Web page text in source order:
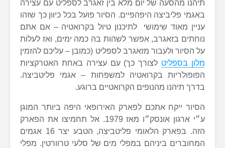
תיהנו מהסעה של יום מלא בין זאגרב לספליט עם עצירה
באגמי פליביצה היפהפיים. הסיור פועל בכל כיוון כך שזהו
עניין מאוד שימושי לתיכנון טיול בקרואטיה – אם אתם
נוחתים בזאגרב, אפשר לשהות בה כמה ימים, ואז לעלות
על הסיור ולעבור מזאגרב לספליט (כמובן – עליכם להזמין
מלון בספליט לצורך כך) עם עצירה באחת האטרקציות
הפופולריות בקרואטיה למשפחות – אגמי פליטביצה.
בדרך תיהנו מהנופים הקרואטיים ברוגע.
הסיור ייקח אתכם לפארק האירופאי היפה ביותר המוגן
ע״י ארגון אונסק״ו מאז 1979. אל תחמיצו את הפארק
הזה. בפארק הלאומי פליטביצה, הטבע יצר 16 אגמים
המחוברים ביניהם במפלי מים של סלעי טרוורטין. מפלי